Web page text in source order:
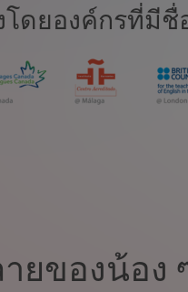
โดยองค์กรที่มี
ยของน้อง